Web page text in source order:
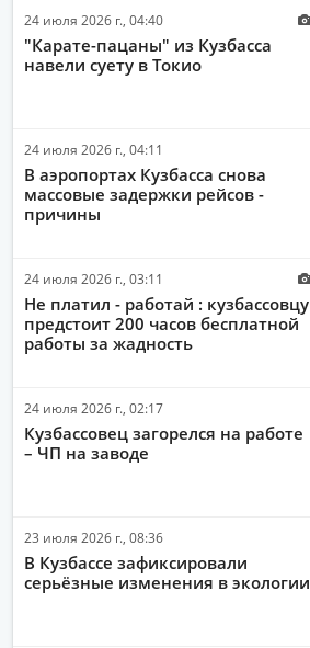
ПРОИСШЕСТВИЯ
АВТО-МОТО
ИНТЕРНЕТ
НАУКА И ТЕХНОЛОГИИ
РАБОТА И ДЕНЬГИ
24 июля 2026 г., 04:40
"Карате-пацаны" из Кузбасса
навели суету в Токио
24 июля 2026 г., 04:11
В аэропортах Кузбасса снова
массовые задержки рейсов -
причины
24 июля 2026 г., 03:11
Не платил - работай : кузбассовцу
предстоит 200 часов бесплатной
работы за жадность
24 июля 2026 г., 02:17
Кузбассовец загорелся на работе
– ЧП на заводе
23 июля 2026 г., 08:36
В Кузбассе зафиксировали
серьёзные изменения в экологии